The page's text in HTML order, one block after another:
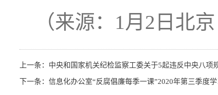
（来源：1月2日北
上一条： 中央和国家机关纪检监察工委关于5起违反中央八项
下一条： 信息化办公室“反腐倡廉每季一课”2020年第三季度